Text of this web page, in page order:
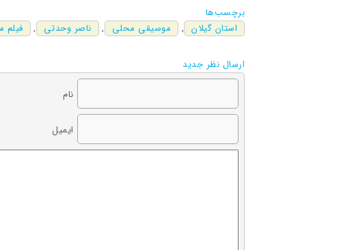
برچسب‌ها
استان گیلان , موسیقی محلی , ناصر وحدتی , فیلم
ارسال نظر جدید
نام
ایمیل